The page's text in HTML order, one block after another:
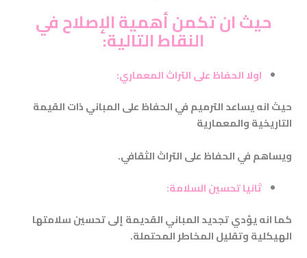
حيث ان تكمن أهمية الإصلاح في
النقاط التالية:
اولا الحفاظ على التراث المعماري:
حيث انه يساعد الترميم في الحفاظ على المباني ذات القيمة
التاريخية والمعمارية
ويساهم في الحفاظ على التراث الثقافي.
ثانيا تحسين السلامة:
كما انه يؤدي تجديد المباني القديمة إلى تحسين سلامتها
الهيكلية وتقليل المخاطر المحتملة.